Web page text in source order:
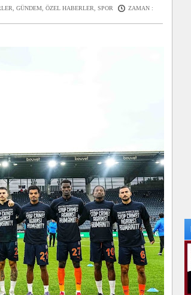
, GÜNDEM, ÖZEL HABERLER, SPOR
ZAMAN :